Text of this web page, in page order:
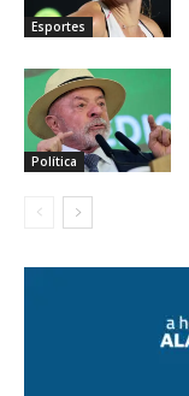
Esportes
Política